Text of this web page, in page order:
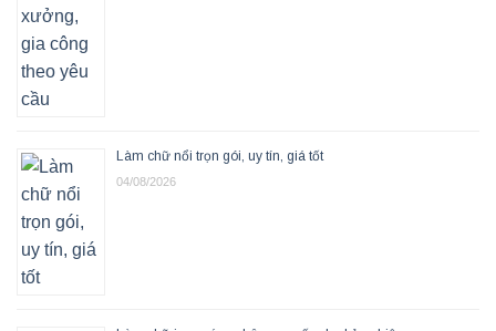
Làm chữ nổi trọn gói, uy tín, giá tốt
04/08/2026